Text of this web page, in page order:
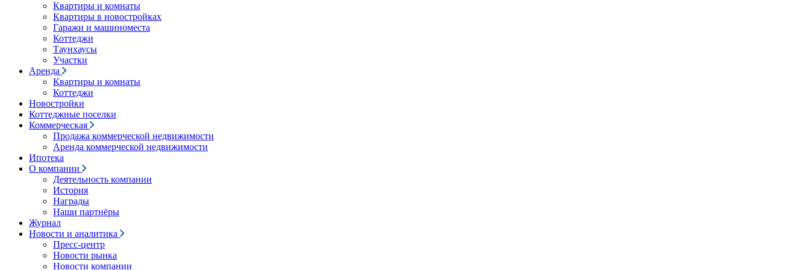
Квартиры и комнаты
Квартиры в новостройках
Гаражи и машиноместа
Коттеджи
Таунхаусы
Участки
Аренда
Квартиры и комнаты
Коттеджи
Новостройки
Коттеджные поселки
Коммерческая
Продажа коммерческой недвижимости
Аренда коммерческой недвижимости
Ипотека
О компании
Деятельность компании
История
Награды
Наши партнёры
Журнал
Новости и аналитика
Пресс-центр
Новости рынка
Новости компании